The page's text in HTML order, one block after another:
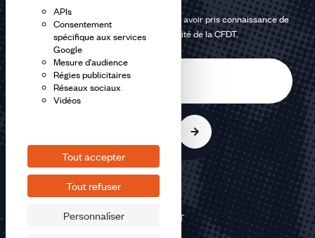
APIs
Consentement
spécifique aux services
Google
Mesure d'audience
Régies publicitaires
Réseaux sociaux
Vidéos
Tout accepter
Tout refuser
Personnaliser
En m'inscrivant à la newsletter, j'affirme avoir pris connaissance de
lapolitique de confidentialité de la CFDT.
©2026 CFDT